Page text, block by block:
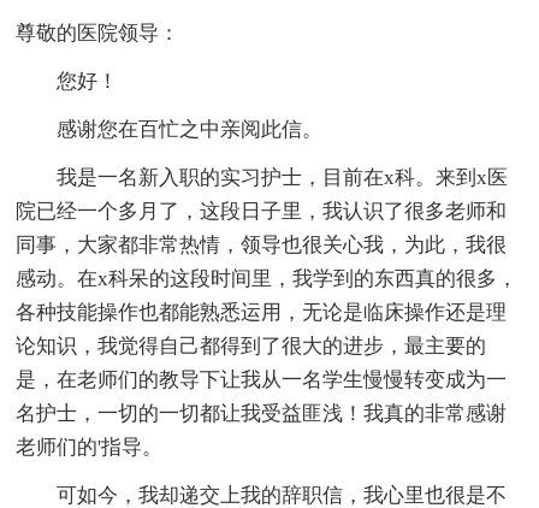
尊敬的医院领导：
您好！
感谢您在百忙之中亲阅此信。
我是一名新入职的实习护士，目前在x科。来到x医
院已经一个多月了，这段日子里，我认识了很多老师和
同事，大家都非常热情，领导也很关心我，为此，我很
感动。在x科呆的这段时间里，我学到的东西真的很多，
各种技能操作也都能熟悉运用，无论是临床操作还是理
论知识，我觉得自己都得到了很大的进步，最主要的
是，在老师们的教导下让我从一名学生慢慢转变成为一
名护士，一切的一切都让我受益匪浅！我真的非常感谢
老师们的'指导。
可如今，我却递交上我的辞职信，我心里也很是不